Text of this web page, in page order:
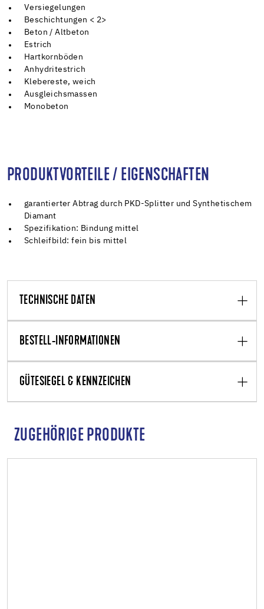
Versiegelungen
Beschichtungen < 2>
Beton / Altbeton
Estrich
Hartkornböden
Anhydritestrich
Klebereste, weich
Ausgleichsmassen
Monobeton
PRODUKTVORTEILE / EIGENSCHAFTEN
garantierter Abtrag durch PKD-Splitter und Synthetischem
Diamant
Spezifikation: Bindung mittel
Schleifbild: fein bis mittel
TECHNISCHE DATEN
BESTELL-INFORMATIONEN
GÜTESIEGEL & KENNZEICHEN
ZUGEHÖRIGE PRODUKTE